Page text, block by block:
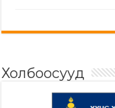
Холбоосууд